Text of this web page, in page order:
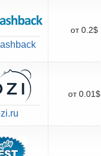
от 0.2$
от 0.01$